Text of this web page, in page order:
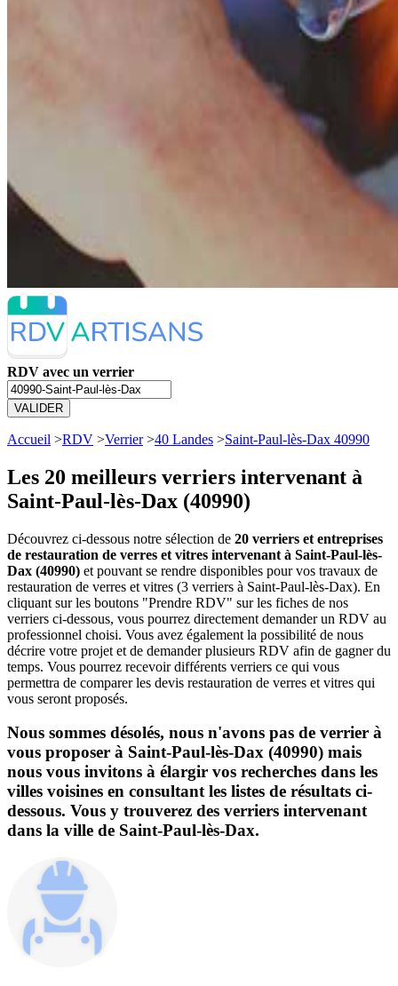
RDV avec un verrier
VALIDER
Accueil >RDV >Verrier>40 Landes >Saint-Paul-lès-Dax 40990
Les 20 meilleurs verriers intervenant à
Saint-Paul-lès-Dax (40990)
Découvrez ci-dessous notre sélection de 20 verriers et entreprises
de restauration de verres et vitres intervenant à Saint-Paul-lès-
Dax (40990) et pouvant se rendre disponibles pour vos travaux de
restauration de verres et vitres (3 verriers à Saint-Paul-lès-Dax). En
cliquant sur les boutons "Prendre RDV" sur les fiches de nos
verriers ci-dessous, vous pourrez directement demander un RDV au
professionnel choisi. Vous avez également la possibilité de nous
décrire votre projet et de demander plusieurs RDV afin de gagner du
temps. Vous pourrez recevoir différents verriers ce qui vous
permettra de comparer les devis restauration de verres et vitres qui
vous seront proposés.
Nous sommes désolés, nous n'avons pas de verrier à
vous proposer à Saint-Paul-lès-Dax (40990) mais
nous vous invitons à élargir vos recherches dans les
villes voisines en consultant les listes de résultats ci-
dessous. Vous y trouverez des verriers intervenant
dans la ville de Saint-Paul-lès-Dax.